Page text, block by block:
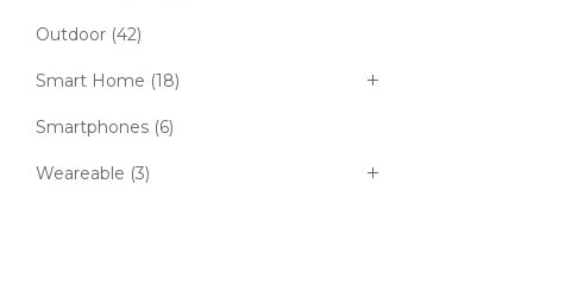
Outdoor (42)
Smart Home (18)
Smartphones (6)
Weareable (3)